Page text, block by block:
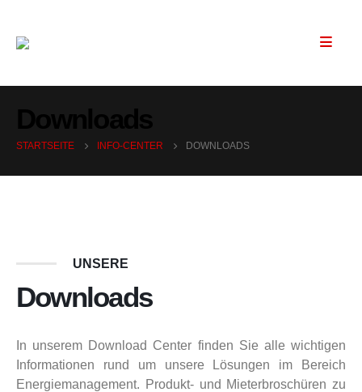
STARTSEITE INFO-CENTER DOWNLOADS
UNSERE
Downloads
In unserem Download Center finden Sie alle wichtigen
Informationen rund um unsere Lösungen im Bereich
Energiemanagement. Produkt- und Mieterbroschüren zu